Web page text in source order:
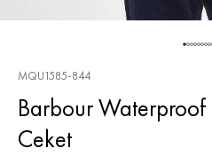
MQU1585-844
Barbour
Ceket